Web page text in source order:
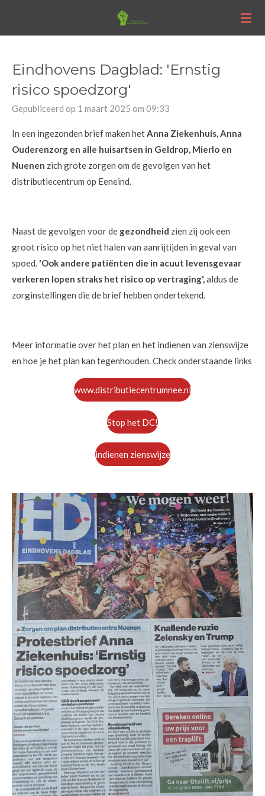
hoofdinhoud
Eindhovens Dagblad: 'Ernstig
risico spoedzorg'
Gepubliceerd op 1 maart 2025 om 09:33
In een ingezonden brief maken hetAnna Ziekenhuis, Anna
Ouderenzorg en alle huisartsen in Geldrop, Mierlo en
Nuenen zich grote zorgen om de gevolgen van het
distributiecentrum op Eeneind.
Naast de gevolgen voor de gezondheid zien zij ook een
groot risico op het niet halen van aanrijtijden in geval van
spoed. 'Ook andere patiënten die in acuut levensgevaar
verkeren lopen straks het risico op vertraging',aldus de
zorginstellingen die de brief hebben ondertekend.
Meer informatie over het plan en het indienen van zienswijze
en hoe je het plan kan tegenhouden. Check onderstaande links
www.distributiecentrumnee.nl
Stop het DC!
indienen zienswijze